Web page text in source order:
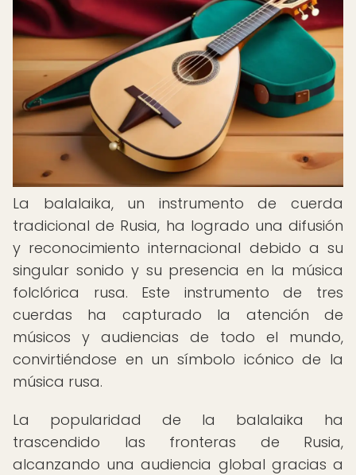
La balalaika, un instrumento de cuerda
tradicional de Rusia, ha logrado una difusión
y reconocimiento internacional debido a su
singular sonido y su presencia en la música
folclórica rusa. Este instrumento de tres
cuerdas ha capturado la atención de
músicos y audiencias de todo el mundo,
convirtiéndose en un símbolo icónico de la
música rusa.
La popularidad de la balalaika ha
trascendido las fronteras de Rusia,
alcanzando una audiencia global gracias a